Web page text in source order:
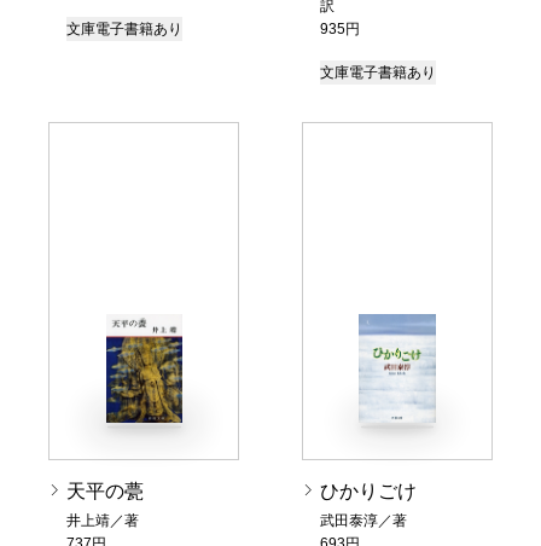
文庫電子書籍あり
訳
935円
文庫電子書籍あり
天平の甍
井上靖／著
ひかりごけ
武田泰淳／著